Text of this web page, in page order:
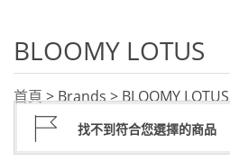
首頁> Brands > BLOOMY LOTUS
BLOOMY LOTUS
找不到符合您選擇的商品